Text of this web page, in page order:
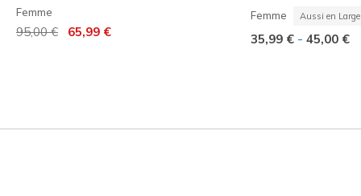
Femme
Prix réduit de
95,00 € 65,99 €
Femme Aussi en Large
35,99 € - 45,00 €